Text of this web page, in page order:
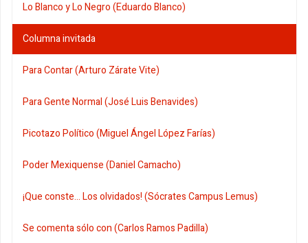
Lo Blanco y Lo Negro (Eduardo Blanco)
Columna invitada
Para Contar (Arturo Zárate Vite)
Para Gente Normal (José Luis Benavides)
Picotazo Político (Miguel Ángel López Farías)
Poder Mexiquense (Daniel Camacho)
¡Que conste... Los olvidados! (Sócrates Campus Lemus)
Se comenta sólo con (Carlos Ramos Padilla)